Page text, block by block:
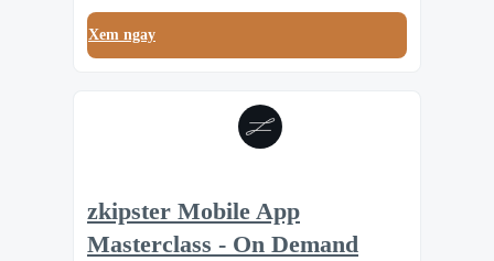
Xem ngay
zkipster Mobile App
Masterclass - On Demand